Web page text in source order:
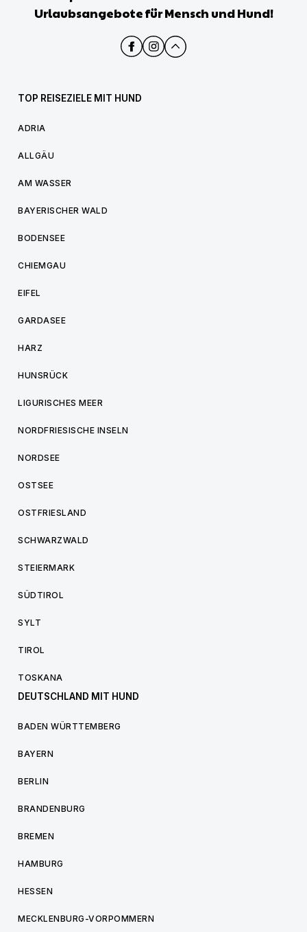
Urlaubsangebote für Mensch und Hund!
TOP REISEZIELE MIT HUND
ADRIA
ALLGÄU
AM WASSER
BAYERISCHER WALD
BODENSEE
CHIEMGAU
EIFEL
GARDASEE
HARZ
HUNSRÜCK
LIGURISCHES MEER
NORDFRIESISCHE INSELN
NORDSEE
OSTSEE
OSTFRIESLAND
SCHWARZWALD
STEIERMARK
SÜDTIROL
SYLT
TIROL
TOSKANA
DEUTSCHLAND MIT HUND
BADEN WÜRTTEMBERG
BAYERN
BERLIN
BRANDENBURG
BREMEN
HAMBURG
HESSEN
MECKLENBURG-VORPOMMERN